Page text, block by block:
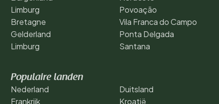
Limburg
Bretagne
Gelderland
Limburg
Povoação
Vila Franca do Campo
Ponta Delgada
Santana
Populaire landen
Nederland
Frankrijk
Duitsland
Kroatië